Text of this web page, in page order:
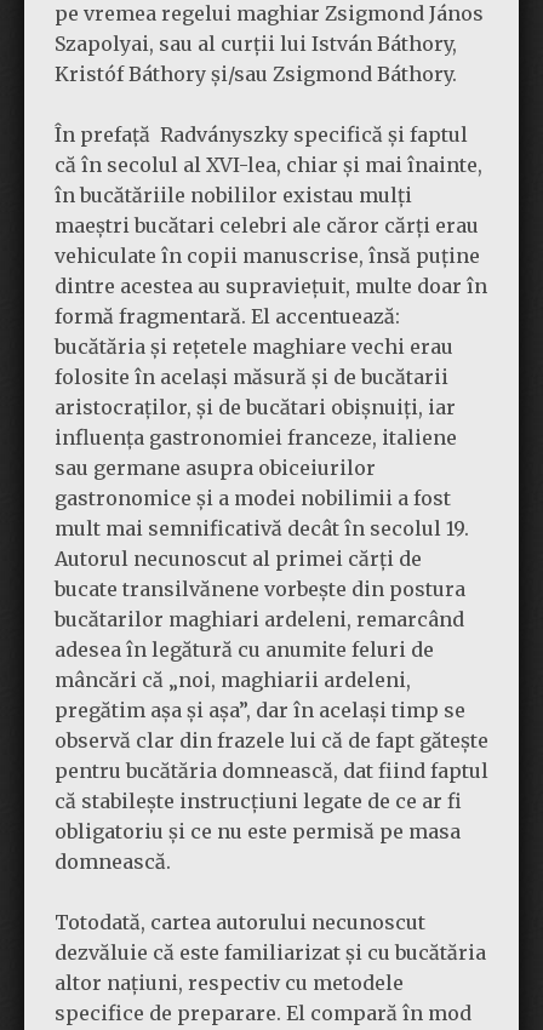
pe vremea regelui maghiar Zsigmond János
Szapolyai, sau al curții lui István Báthory,
Kristóf Báthory și/sau Zsigmond Báthory.
În prefață Radványszky specifică și faptul
că în secolul al XVI-lea, chiar și mai înainte,
în bucătăriile nobililor existau mulți
maeștri bucătari celebri ale căror cărți erau
vehiculate în copii manuscrise, însă puține
dintre acestea au supraviețuit, multe doar în
formă fragmentară. El accentuează:
bucătăria și rețetele maghiare vechi erau
folosite în același măsură și de bucătarii
aristocraților, și de bucătari obișnuiți, iar
influența gastronomiei franceze, italiene
sau germane asupra obiceiurilor
gastronomice și a modei nobilimii a fost
mult mai semnificativă decât în secolul 19.
Autorul necunoscut al primei cărți de
bucate transilvănene vorbește din postura
bucătarilor maghiari ardeleni, remarcând
adesea în legătură cu anumite feluri de
mâncări că „noi, maghiarii ardeleni,
pregătim așa și așa”, dar în același timp se
observă clar din frazele lui că de fapt gătește
pentru bucătăria domnească, dat fiind faptul
că stabilește instrucțiuni legate de ce ar fi
obligatoriu și ce nu este permisă pe masa
domnească.
Totodată, cartea autorului necunoscut
dezvăluie că este familiarizat și cu bucătăria
altor națiuni, respectiv cu metodele
specifice de preparare. El compară în mod